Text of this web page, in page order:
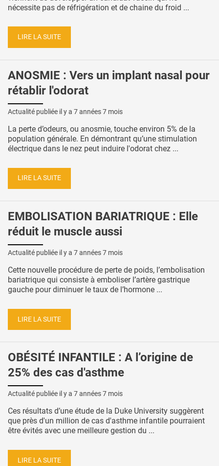
nécessite pas de réfrigération et de chaine du froid ...
LIRE LA SUITE
ANOSMIE : Vers un implant nasal pour
rétablir l'odorat
Actualité publiée il y a 7 années 7 mois
La perte d’odeurs, ou anosmie, touche environ 5% de la
population générale. En démontrant qu’une stimulation
électrique dans le nez peut induire l'odorat chez ...
LIRE LA SUITE
EMBOLISATION BARIATRIQUE : Elle
réduit le muscle aussi
Actualité publiée il y a 7 années 7 mois
Cette nouvelle procédure de perte de poids, l’embolisation
bariatrique qui consiste à emboliser l’artère gastrique
gauche pour diminuer le taux de l’hormone ...
LIRE LA SUITE
OBÉSITÉ INFANTILE : A l’origine de
25% des cas d'asthme
Actualité publiée il y a 7 années 7 mois
Ces résultats d’une étude de la Duke University suggèrent
que près d'un million de cas d'asthme infantile pourraient
être évités avec une meilleure gestion du ...
LIRE LA SUITE